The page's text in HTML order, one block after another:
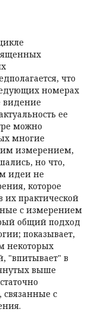
что
номерах
видение
ее
можно
многие
измерением,
но что,
идеи не
которое
их практической
с измерением
общий подход
показывает,
некоторых
"впитывает" в
выше
с